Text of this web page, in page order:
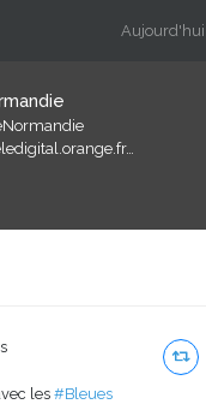
Aujourd'hui
les#Bleues